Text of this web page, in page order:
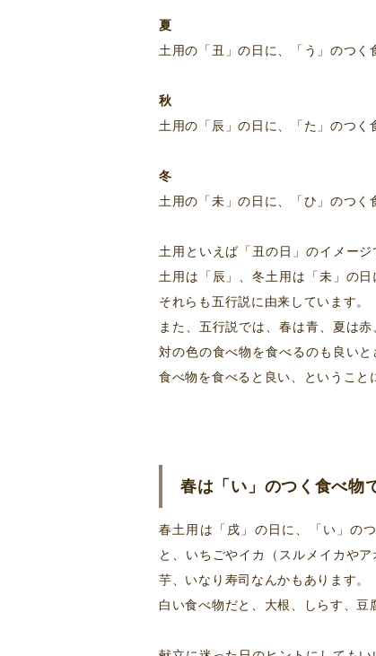
夏
土用の「丑」の日に、「う」のつく
秋
土用の「辰」の日に、「た」のつく
冬
土用の「未」の日に、「ひ」のつく
土用といえば「丑の日」のイメー
土用は「辰」、冬土用は「未」の
それらも五行説に由来しています。
また、五行説では、春は青、夏は
対の色の食べ物を食べるのも良い
食べ物を食べると良い、ということ
春は「い」のつく食べ物
春土用は「戌」の日に、「い」の
と、いちごやイカ（スルメイカや
芋、いなり寿司なんかもあります。
白い食べ物だと、大根、しらす、豆